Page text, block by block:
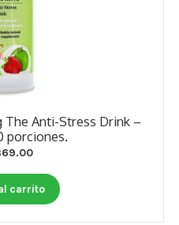
Anti-Stress Drink –
porciones.
carrito